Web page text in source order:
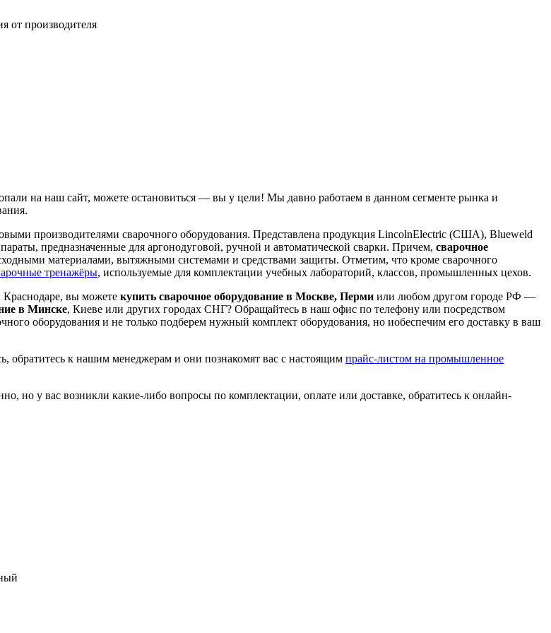
от производителя
на наш сайт, можете остановиться — вы у цели! Мы давно работаем в данном сегменте рынка и
производителями сварочного оборудования. Представлена продукция LincolnElectric (США), Blueweld
предназначенные для аргонодуговой, ручной и автоматической сварки. Причем, сварочное
материалами, вытяжными системами и средствами защиты. Отметим, что кроме сварочного
тренажёры, используемые для комплектации учебных лабораторий, классов, промышленных цехов.
вы можете купить сварочное оборудование в Москве, Перми или любом другом городе РФ —
в Минске, Киеве или других городах СНГ? Обращайтесь в наш офис по телефону или посредством
оборудования и не только подберем нужный комплект оборудования, но иобеспечим его доставку в ваш
обратитесь к нашим менеджерам и они познакомят вас с настоящим прайс-листом на промышленное
но у вас возникли какие-либо вопросы по комплектации, оплате или доставке, обратитесь к онлайн-